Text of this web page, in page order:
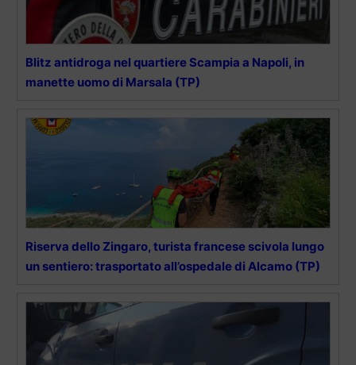
Blitz antidroga nel quartiere Scampia a Napoli, in
manette uomo di Marsala (TP)
Riserva dello Zingaro, turista francese scivola lungo
un sentiero: trasportato all’ospedale di Alcamo (TP)